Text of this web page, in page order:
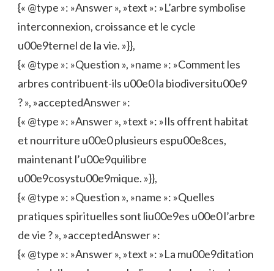
{« @type »: »Answer », »text »: »L’arbre symbolise
interconnexion, croissance et le cycle
u00e9ternel de la vie. »}},
{« @type »: »Question », »name »: »Comment les
arbres contribuent-ils u00e0 la biodiversitu00e9
? », »acceptedAnswer »:
{« @type »: »Answer », »text »: »Ils offrent habitat
et nourriture u00e0 plusieurs espu00e8ces,
maintenant l’u00e9quilibre
u00e9cosystu00e9mique. »}},
{« @type »: »Question », »name »: »Quelles
pratiques spirituelles sont liu00e9es u00e0 l’arbre
de vie ? », »acceptedAnswer »:
{« @type »: »Answer », »text »: »La mu00e9ditation